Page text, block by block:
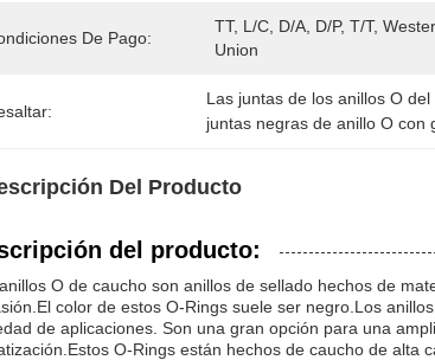
De Pago:
TT, L/C, D/A, D/P, T/T,
Union
Las juntas de los anillos O
juntas negras de anillo O con
Del Producto
del producto:
O de caucho son anillos de sellado hechos de
color de estos O-Rings suele ser negro.Los
de aplicaciones. Son una gran opción para una
O-Rings están hechos de caucho de alta